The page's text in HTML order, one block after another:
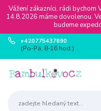
Vážení zákazníci, rádi bychom
14.8.2026 máme dovolenou.
budeme
+420775437690
(Po-Pá, 8-16 hod.)